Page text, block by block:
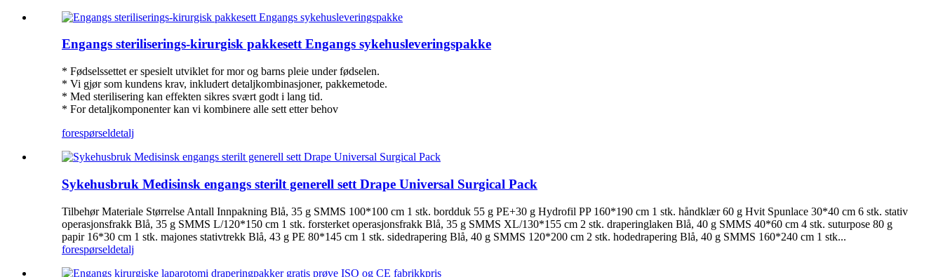
Engangs steriliserings-kirurgisk pakkesett Engangs sykehusleveringspakke
* Fødselssettet er spesielt utviklet for mor og barns pleie under fødselen.
* Vi gjør som kundens krav, inkludert detaljkombinasjoner, pakkemetode.
* Med sterilisering kan effekten sikres svært godt i lang tid.
* For detaljkomponenter kan vi kombinere alle sett etter behov
forespørseldetalj
Sykehusbruk Medisinsk engangs sterilt generell sett Drape Universal Surgical Pack
Tilbehør Materiale Størrelse Antall Innpakning Blå, 35 g SMMS 100*100 cm 1 stk. bordduk 55 g PE+30 g Hydrofil PP 160*190 cm 1 stk. håndklær 60 g Hvit Spunlace 30*40 cm 6 stk. stativ
operasjonsfrakk Blå, 35 g SMMS L/120*150 cm 1 stk. forsterket operasjonsfrakk Blå, 35 g SMMS XL/130*155 cm 2 stk. draperinglaken Blå, 40 g SMMS 40*60 cm 4 stk. suturpose 80 g
papir 16*30 cm 1 stk. majones stativtrekk Blå, 43 g PE 80*145 cm 1 stk. sidedrapering Blå, 40 g SMMS 120*200 cm 2 stk. hodedrapering Blå, 40 g SMMS 160*240 cm 1 stk...
forespørseldetalj